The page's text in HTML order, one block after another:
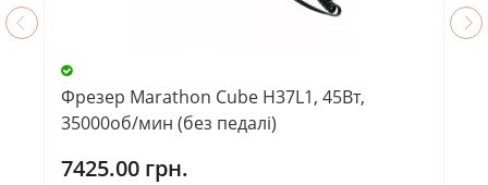
Фрезер Marathon Cube H37L1, 45Вт,
35000об/мин (без педалі)
7425.00 грн.